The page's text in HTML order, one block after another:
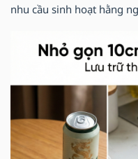
nhu cầu sinh hoạt hằng